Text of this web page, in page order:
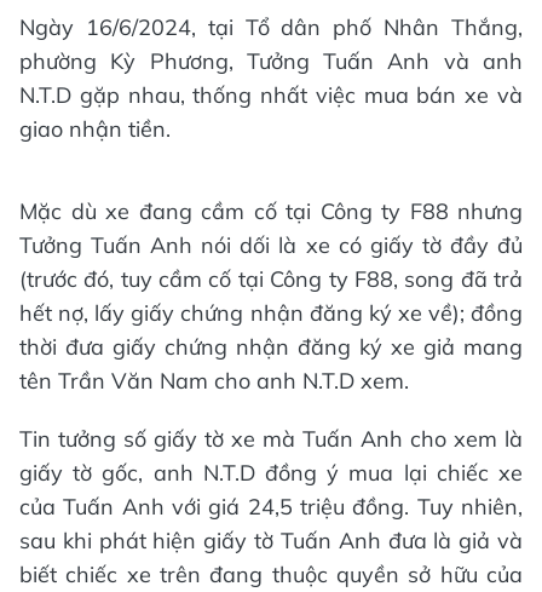
Ngày 16/6/2024, tại Tổ dân phố Nhân Thắng,
phường Kỳ Phương, Tưởng Tuấn Anh và anh
N.T.D gặp nhau, thống nhất việc mua bán xe và
giao nhận tiền.
Mặc dù xe đang cầm cố tại Công ty F88 nhưng
Tưởng Tuấn Anh nói dối là xe có giấy tờ đầy đủ
(trước đó, tuy cầm cố tại Công ty F88, song đã trả
hết nợ, lấy giấy chứng nhận đăng ký xe về); đồng
thời đưa giấy chứng nhận đăng ký xe giả mang
tên Trần Văn Nam cho anh N.T.D xem.
Tin tưởng số giấy tờ xe mà Tuấn Anh cho xem là
giấy tờ gốc, anh N.T.D đồng ý mua lại chiếc xe
của Tuấn Anh với giá 24,5 triệu đồng. Tuy nhiên,
sau khi phát hiện giấy tờ Tuấn Anh đưa là giả và
biết chiếc xe trên đang thuộc quyền sở hữu của